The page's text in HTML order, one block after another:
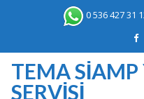
0 536 427 31
TEMA SIAMP
SERVISI